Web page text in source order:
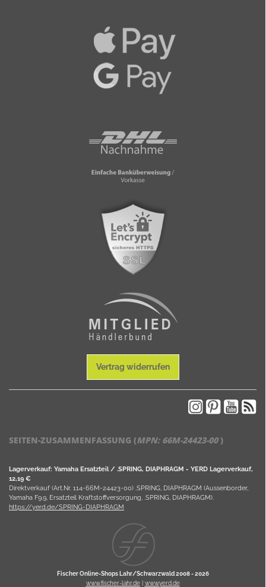
Vertrag widerrufen
SEITEN-ZUSAMMENFASSUNG (MPN: 66M-24423-00)
Lagerverkauf: Yamaha Ersatzteil / .SPRING, DIAPHRAGM - YERD Lagerverkauf,
12,19 €
Direktverkauf (Art.Nr. 114-66M-24423-00) .SPRING, DIAPHRAGM (Aussenborder,
Yamaha F9.9, Ersatzteil Kraftstoffversorgung, .SPRING, DIAPHRAGM).
https://yerd.de/SPRING-DIAPHRAGM
Fischer Online-Shops Lahr/Schwarzwald 2008 -2026
www.fischer-lahr.de| www.yerd.de